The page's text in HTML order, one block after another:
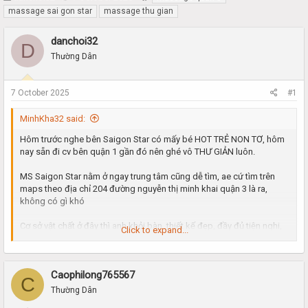
h
r
a
d
t
a
r
t
a
t
d
t
massage sai gon star
massage thu gian
D danchoi32
Thường Dân
7 October 2025 #1
MinhKha32 said:
Hôm trước nghe bên Saigon Star có mấy bé HOT TRẺ NON TƠ, hôm
nay sẵn đi cv bên quận 1 gần đó nên ghé vô THƯ GIẢN luôn.
MS Saigon Star nằm ở ngay trung tâm cũng dễ tìm, ae cứ tìm trên
maps theo địa chỉ 204 đường nguyễn thị minh khai quận 3 là ra,
không có gì khó
Cơ sở vật chất ở đây thì anh khỏi bàn, thiết kế đẹp, đầy đủ tiện nghi,
nên ae tha hồ lựa chọn nhé. Mình trọn full sv cho 2 lần lên mây ae à
do mình có gọi đặt trước nên được giảm giá 20% giá vé, sau 1 hồi tư
vấn thì bé lễ tân chốt cho mình cô bé số 205 trẻ mới thôi anh em ạ.
Click to expand...
C Caophilong765567
Thường Dân